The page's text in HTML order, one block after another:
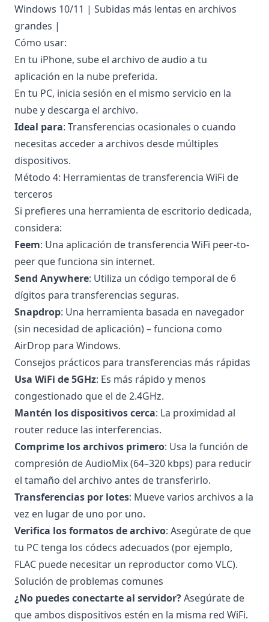
Windows 10/11 | Subidas más lentas en archivos
grandes |
Cómo usar:
En tu iPhone, sube el archivo de audio a tu
aplicación en la nube preferida.
En tu PC, inicia sesión en el mismo servicio en la
nube y descarga el archivo.
Ideal para: Transferencias ocasionales o cuando
necesitas acceder a archivos desde múltiples
dispositivos.
Método 4: Herramientas de transferencia WiFi de
terceros
Si prefieres una herramienta de escritorio dedicada,
considera:
Feem: Una aplicación de transferencia WiFi peer-to-
peer que funciona sin internet.
Send Anywhere: Utiliza un código temporal de 6
dígitos para transferencias seguras.
Snapdrop: Una herramienta basada en navegador
(sin necesidad de aplicación) – funciona como
AirDrop para Windows.
Consejos prácticos para transferencias más rápidas
Usa WiFi de 5GHz: Es más rápido y menos
congestionado que el de 2.4GHz.
Mantén los dispositivos cerca: La proximidad al
router reduce las interferencias.
Comprime los archivos primero: Usa la función de
compresión de AudioMix (64–320 kbps) para reducir
el tamaño del archivo antes de transferirlo.
Transferencias por lotes: Mueve varios archivos a la
vez en lugar de uno por uno.
Verifica los formatos de archivo: Asegúrate de que
tu PC tenga los códecs adecuados (por ejemplo,
FLAC puede necesitar un reproductor como VLC).
Solución de problemas comunes
¿No puedes conectarte al servidor?Asegúrate de
que ambos dispositivos estén en la misma red WiFi.